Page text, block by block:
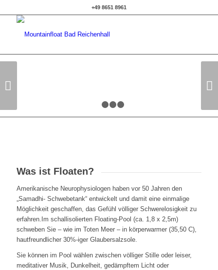
+49 8651 8961
Was ist Floaten?
Amerikanische Neurophysiologen haben vor 50 Jahren den
„Samadhi- Schwebetank“ entwickelt und damit eine einmalige
Möglichkeit geschaffen, das Gefühl völliger Schwerelosigkeit zu
erfahren.Im schallisolierten Floating-Pool (ca. 1,8 x 2,5m)
schweben Sie – wie im Toten Meer – in körperwarmer (35,50 C),
hautfreundlicher 30%-iger Glaubersalzsole.
Sie können im Pool wählen zwischen völliger Stille oder leiser,
meditativer Musik, Dunkelheit, gedämpftem Licht oder